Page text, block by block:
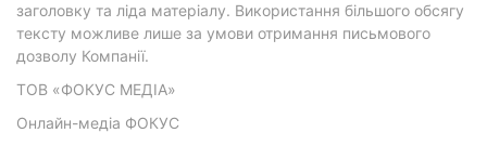
заголовку та ліда матеріалу. Використання більшого обсягу
тексту можливе лише за умови отримання письмового
дозволу Компанії.
ТОВ «ФОКУС МЕДІА»
Онлайн-медіа ФОКУС